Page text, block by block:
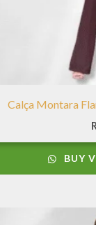
Calça Montara
BUY